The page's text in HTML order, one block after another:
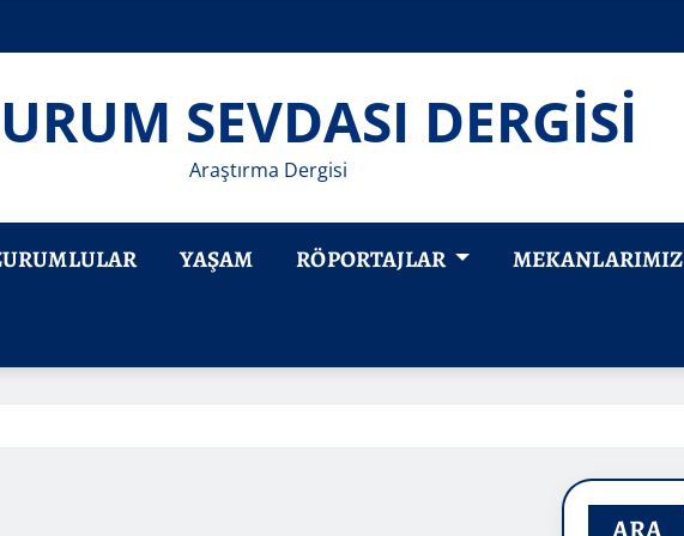
SEVDASI DERGİSİ
Araştırma Dergisi
YAŞAM RÖPORTAJLAR MEKANLARIMIZ